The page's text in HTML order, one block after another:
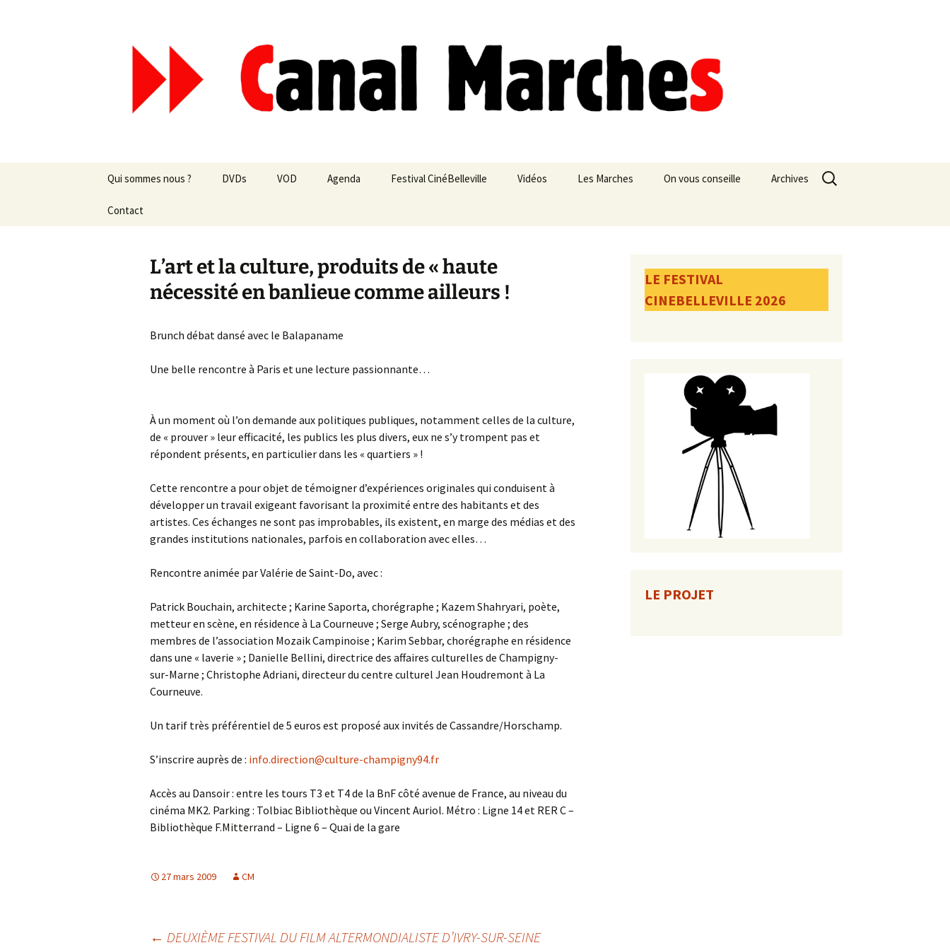
Canal Marches
Qui sommes nous ?
Les revues de presse
Les projets
DVDs VOD Agenda Festival CinéBelleville Vidéos Les Marches On vous conseille Archives
Contact
Rechercher :
L’art et la culture, produits de « haute
nécessité en banlieue comme ailleurs !
Brunch débat dansé avec le Balapaname
Une belle rencontre à Paris et une lecture passionnante…
À un moment où l’on demande aux politiques publiques, notamment celles de la culture,
de « prouver » leur efficacité, les publics les plus divers, eux ne s’y trompent pas et
répondent présents, en particulier dans les « quartiers » !
Cette rencontre a pour objet de témoigner d’expériences originales qui conduisent à
développer un travail exigeant favorisant la proximité entre des habitants et des
artistes. Ces échanges ne sont pas improbables, ils existent, en marge des médias et des
grandes institutions nationales, parfois en collaboration avec elles…
Rencontre animée par Valérie de Saint-Do, avec :
Patrick Bouchain, architecte ; Karine Saporta, chorégraphe ; Kazem Shahryari, poète,
metteur en scène, en résidence à La Courneuve ; Serge Aubry, scénographe ; des
membres de l’association Mozaik Campinoise ; Karim Sebbar, chorégraphe en résidence
dans une « laverie » ; Danielle Bellini, directrice des affaires culturelles de Champigny-
sur-Marne ; Christophe Adriani, directeur du centre culturel Jean Houdremont à La
Courneuve.
Un tarif très préférentiel de 5 euros est proposé aux invités de Cassandre/Horschamp.
S’inscrire auprès de : info.direction@culture-champigny94.fr
Accès au Dansoir : entre les tours T3 et T4 de la BnF côté avenue de France, au niveau du
cinéma MK2. Parking : Tolbiac Bibliothèque ou Vincent Auriol. Métro : Ligne 14 et RER C –
Bibliothèque F.Mitterrand – Ligne 6 – Quai de la gare
27 mars 2009 CM
← DEUXIÈME FESTIVAL DU FILM ALTERMONDIALISTE D’IVRY-SUR-SEINE
LE FESTIVAL
CINEBELLEVILLE 2026
LE PROJET